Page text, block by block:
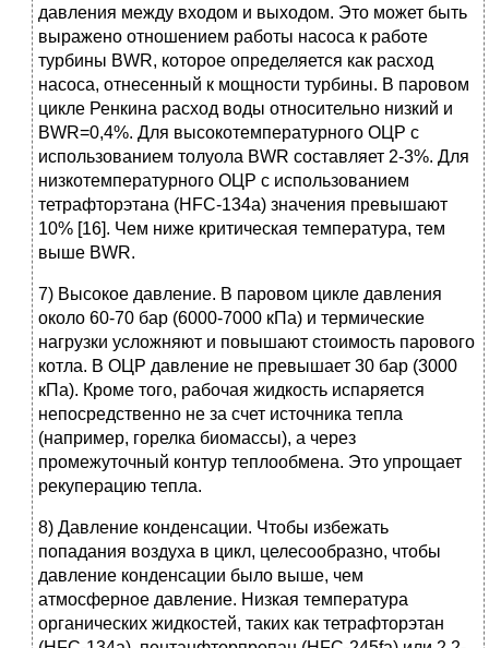
давления между входом и выходом. Это может быть
выражено отношением работы насоса к работе
турбины BWR, которое определяется как расход
насоса, отнесенный к мощности турбины. В паровом
цикле Ренкина расход воды относительно низкий и
BWR=0,4%. Для высокотемпературного ОЦР с
использованием толуола BWR составляет 2-3%. Для
низкотемпературного ОЦР с использованием
тетрафторэтана (HFC-134a) значения превышают
10% [16]. Чем ниже критическая температура, тем
выше BWR.
7) Высокое давление. В паровом цикле давления
около 60-70 бар (6000-7000 кПа) и термические
нагрузки усложняют и повышают стоимость парового
котла. В ОЦР давление не превышает 30 бар (3000
кПа). Кроме того, рабочая жидкость испаряется
непосредственно не за счет источника тепла
(например, горелка биомассы), а через
промежуточный контур теплообмена. Это упрощает
рекуперацию тепла.
8) Давление конденсации. Чтобы избежать
попадания воздуха в цикл, целесообразно, чтобы
давление конденсации было выше, чем
атмосферное давление. Низкая температура
органических жидкостей, таких как тетрафторэтан